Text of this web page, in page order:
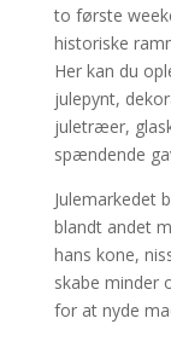
to første
historiske
Her kan du
julepynt,
juletræer,
spændende
Julemarkedet
blandt andet
hans kone,
skabe minder
for at nyde